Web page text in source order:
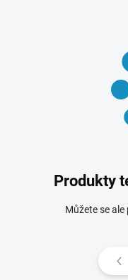
Produkty
Můžete se